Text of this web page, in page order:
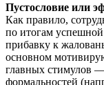
Пустословие или
Как правило,
по итогам
прибавку к
основном
главных стимулов
формальностей